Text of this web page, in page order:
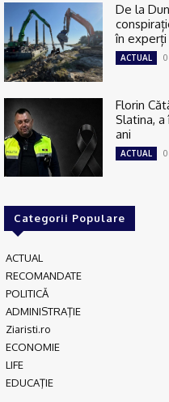
De la
în
ACTUAL
Florin
Slatina,
ani
ACTUAL
Categorii Populare
ACTUAL
RECOMANDATE
POLITICĂ
ADMINISTRAŢIE
Ziaristi.ro
ECONOMIE
LIFE
EDUCAŢIE